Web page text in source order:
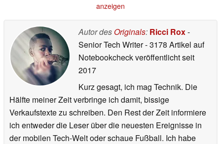
anzeigen
Autor des Originals: Ricci Rox-
Senior Tech Writer- 3178 Artikel auf
Notebookcheck veröffentlichtseit
2017
Kurz gesagt, ich mag Technik. Die
Hälfte meiner Zeit verbringe ich damit, bissige
Verkaufstexte zu schreiben. Den Rest der Zeit informiere
ich entweder die Leser über die neuesten Ereignisse in
der mobilen Tech-Welt oder schaue Fußball. Ich habe